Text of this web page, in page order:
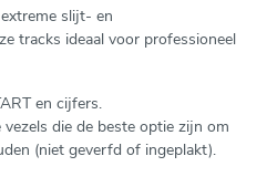
slijt- en
tracks ideaal voor professioneel
en cijfers.
die de beste optie zijn om
(niet geverfd of ingeplakt).